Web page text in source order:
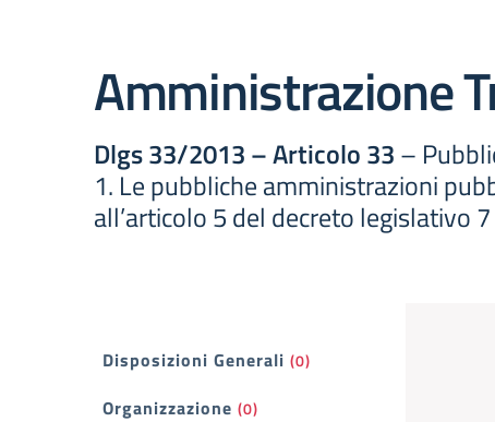
Amministrazione
Dlgs 33/2013 – Articolo 33–
1. Le pubbliche amministrazioni
all’articolo 5 del decreto legislativo
Filtri
Disposizioni Generali (0)
Organizzazione (0)